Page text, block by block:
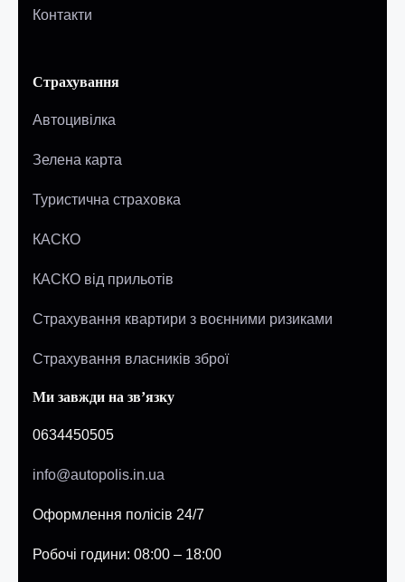
Контакти
Страхування
Автоцивілка
Зелена карта
Туристична страховка
КАСКО
КАСКО від прильотів
Страхування квартири з воєнними ризиками
Страхування власників зброї
Ми завжди на зв’язку
0634450505
info@autopolis.in.ua
Оформлення полісів 24/7
Робочі години: 08:00 – 18:00